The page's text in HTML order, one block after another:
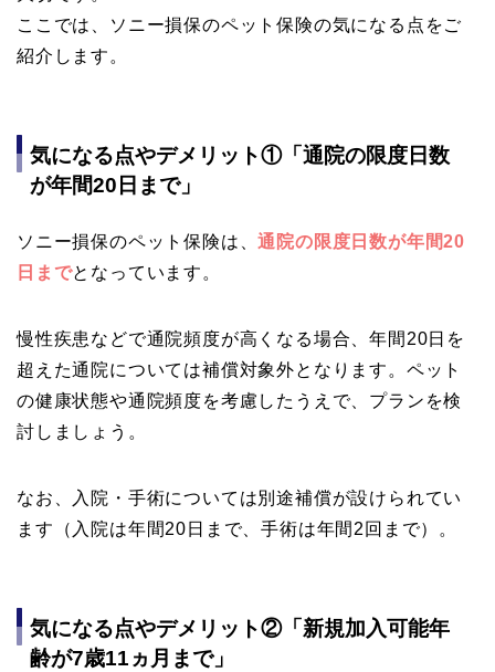
ここでは、ソニー損保のペット保険の気になる点をご
紹介します。
気になる点やデメリット①「通院の限度日数
が年間20日まで」
ソニー損保のペット保険は、通院の限度日数が年間20
日までとなっています。
慢性疾患などで通院頻度が高くなる場合、年間20日を
超えた通院については補償対象外となります。ペット
の健康状態や通院頻度を考慮したうえで、プランを検
討しましょう。
なお、入院・手術については別途補償が設けられてい
ます（入院は年間20日まで、手術は年間2回まで）。
気になる点やデメリット②「新規加入可能年
齢が7歳11ヵ月まで」